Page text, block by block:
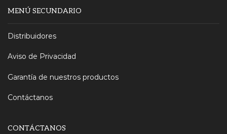
MENÚ SECUNDARIO
Distribuidores
Aviso de Privacidad
Garantía de nuestros productos
Contáctanos
CONTÁCTANOS